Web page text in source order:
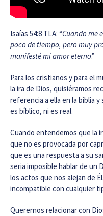
Isaías 54:8 TLA: “Cuando me
poco de tiempo, pero muy
manifesté mi amor eterno.”
Para los cristianos y para el
la ira de Dios, quisiéramos
referencia a ella en la biblia
es bíblico, ni es real.
Cuando entendemos que la
que no es provocada por
que es una respuesta a su
seria imposible hablar de un
los actos que nos alejan de
incompatible con cualquier
Querernos relacionar con